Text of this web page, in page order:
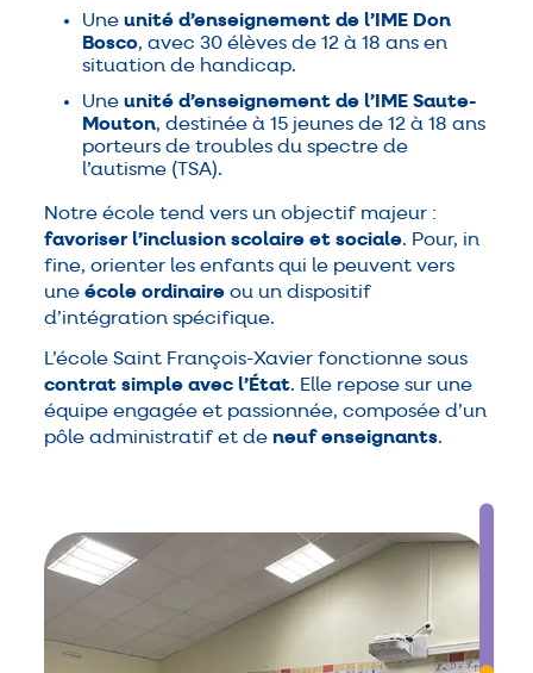
Uneunité d’enseignement de l’IME Don
Bosco, avec 30 élèves de 12 à 18 ans en
situation de handicap.
Uneunité d’enseignement de l’IME Saute-
Mouton, destinée à 15 jeunes de 12 à 18 ans
porteurs de troubles du spectre de
l’autisme (TSA).
Notre école tend vers un objectif majeur :
favoriser l’inclusion scolaire et sociale. Pour, in
fine, orienter les enfants qui le peuvent vers
uneécole ordinaire ou un dispositif
d’intégration spécifique.
L’école Saint François-Xavier fonctionne sous
contrat simple avec l’État. Elle repose sur une
équipe engagée et passionnée, composée d’un
pôle administratif et de neuf enseignants.